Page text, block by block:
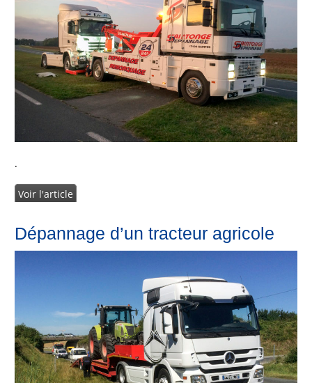
.
Voir l'article
Dépannage d’un tracteur agricole